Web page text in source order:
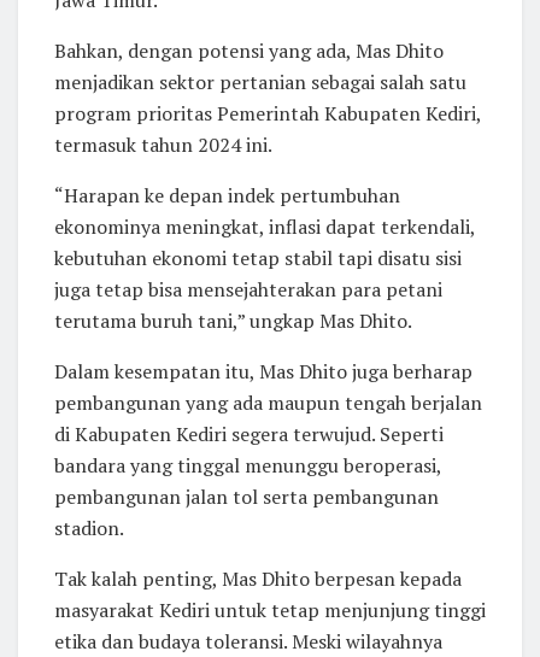
Bahkan, dengan potensi yang ada, Mas Dhito
menjadikan sektor pertanian sebagai salah satu
program prioritas Pemerintah Kabupaten Kediri,
termasuk tahun 2024 ini.
“Harapan ke depan indek pertumbuhan
ekonominya meningkat, inflasi dapat terkendali,
kebutuhan ekonomi tetap stabil tapi disatu sisi
juga tetap bisa mensejahterakan para petani
terutama buruh tani,” ungkap Mas Dhito.
Dalam kesempatan itu, Mas Dhito juga berharap
pembangunan yang ada maupun tengah berjalan
di Kabupaten Kediri segera terwujud. Seperti
bandara yang tinggal menunggu beroperasi,
pembangunan jalan tol serta pembangunan
stadion.
Tak kalah penting, Mas Dhito berpesan kepada
masyarakat Kediri untuk tetap menjunjung tinggi
etika dan budaya toleransi. Meski wilayahnya